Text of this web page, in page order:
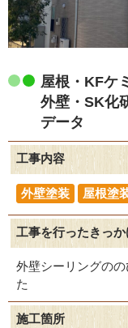
屋根・KFケ
外壁・SK化
データ
工事内容
外壁塗装 屋根塗
工事を行ったきっか
外壁シーリングの
た
施工箇所